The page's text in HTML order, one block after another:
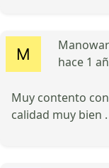
hace 1
Muy contento
calidad muy bien .